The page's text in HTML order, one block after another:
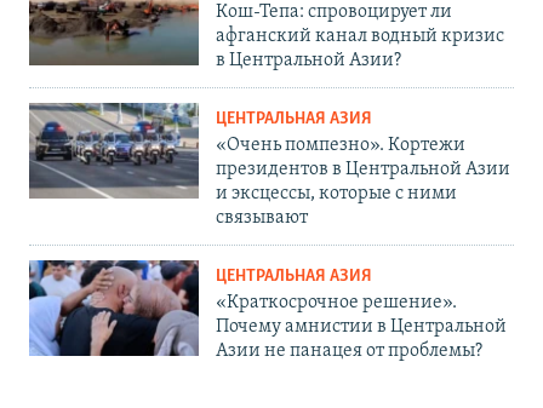
Кош-Тепа: спровоцирует ли
афганский канал водный кризис
в Центральной Азии?
ЦЕНТРАЛЬНАЯ АЗИЯ
«Очень помпезно». Кортежи
президентов в Центральной Азии
и эксцессы, которые с ними
связывают
ЦЕНТРАЛЬНАЯ АЗИЯ
«Краткосрочное решение».
Почему амнистии в Центральной
Азии не панацея от проблемы?